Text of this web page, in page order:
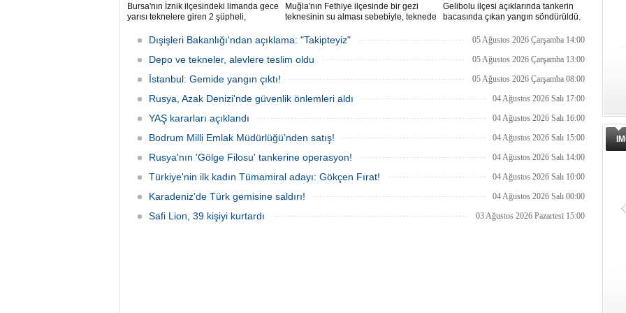
Bursa'nın İznik ilçesindeki limanda gece
yarısı teknelere giren 2 şüpheli,
çaldı. Olay, güvenlik kameralarına
yansıdı, tekne sahiplerinin ihbarıyla
jandarma inceleme başlattı.
Muğla'nın Fethiye ilçesinde bir gezi
teknesinin su alması sebebiyle, teknede
teknenin batmaması için bölgede
kurtarma çalışması başlatıldı.
Gelibolu ilçesi açıklarında tankerin
bacasında çıkan yangın söndürüldü.
Sahası'na demirletildi.
Dışişleri Bakanlığı'ndan açıklama: "Takipteyiz" 05 Ağustos 2026 Çarşamba 14:00
Depo ve tekneler, alevlere teslim oldu 05 Ağustos 2026 Çarşamba 13:00
İstanbul: Gemide yangın çıktı! 05 Ağustos 2026 Çarşamba 08:00
Rusya, Azak Denizi'nde güvenlik önlemleri aldı 04 Ağustos 2026 Salı 17:00
YAŞ kararları açıklandı 04 Ağustos 2026 Salı 16:00
Bodrum Milli Emlak Müdürlüğü’nden satış! 04 Ağustos 2026 Salı 15:00
Rusya'nın 'Gölge Filosu' tankerine operasyon! 04 Ağustos 2026 Salı 14:00
Türkiye'nin ilk kadın Tümamiral adayı: Gökçen Fırat! 04 Ağustos 2026 Salı 10:00
Karadeniz'de Türk gemisine saldırı! 04 Ağustos 2026 Salı 00:00
Safi Lion, 39 kişiyi kurtardı 03 Ağustos 2026 Pazartesi 15:00